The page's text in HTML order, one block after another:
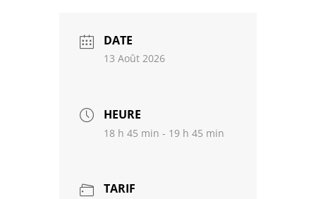
DATE
13 Août 2026
HEURE
18 h 45 min - 19 h 45 min
TARIF